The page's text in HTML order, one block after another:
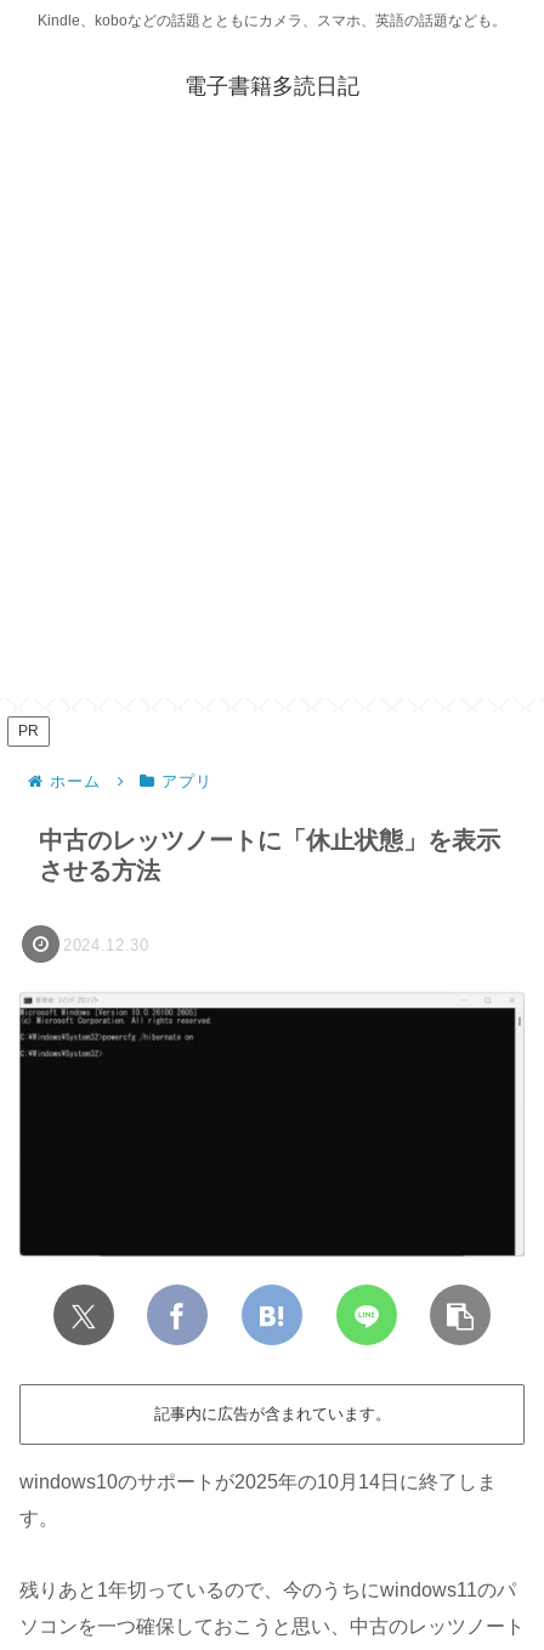
Kindle、koboなどの話題とともにカメラ、スマホ、英語の話題なども。
電子書籍多読日記
PR
ホーム アプリ
中古のレッツノートに「休止状態」を表示
させる方法
2024.12.30
記事内に広告が含まれています。
windows10のサポートが2025年の10月14日に終了しま
す。
残りあと1年切っているので、今のうちにwindows11のパ
ソコンを一つ確保しておこうと思い、中古のレッツノート